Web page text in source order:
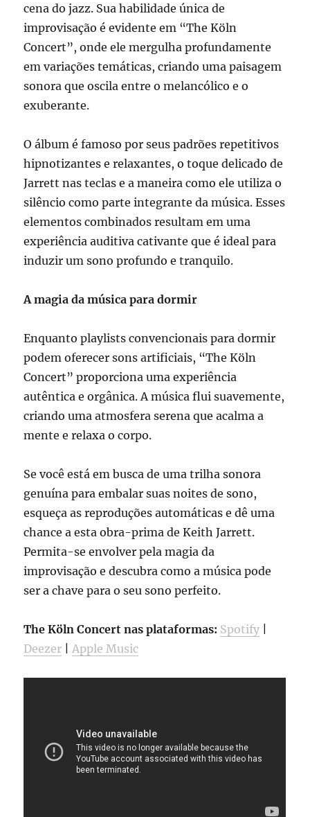
cena do jazz. Sua habilidade única de
improvisação é evidente em “The Köln
Concert”, onde ele mergulha profundamente
em variações temáticas, criando uma paisagem
sonora que oscila entre o melancólico e o
exuberante.
O álbum é famoso por seus padrões repetitivos
hipnotizantes e relaxantes, o toque delicado de
Jarrett nas teclas e a maneira como ele utiliza o
silêncio como parte integrante da música. Esses
elementos combinados resultam em uma
experiência auditiva cativante que é ideal para
induzir um sono profundo e tranquilo.
A magia da música para dormir
Enquanto playlists convencionais para dormir
podem oferecer sons artificiais, “The Köln
Concert” proporciona uma experiência
autêntica e orgânica. A música flui suavemente,
criando uma atmosfera serena que acalma a
mente e relaxa o corpo.
Se você está em busca de uma trilha sonora
genuína para embalar suas noites de sono,
esqueça as reproduções automáticas e dê uma
chance a esta obra-prima de Keith Jarrett.
Permita-se envolver pela magia da
improvisação e descubra como a música pode
ser a chave para o seu sono perfeito.
The Köln Concert nas plataformas: Spotify
Deezer
Apple Music